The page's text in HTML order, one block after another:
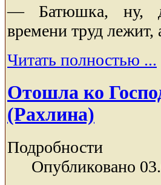
— Батюшка, ну,
времени труд
Читать полностью ...
Отошла ко
(Рахлина)
Подробности
Опубликовано